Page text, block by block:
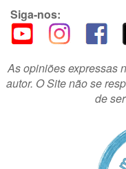
Siga-nos:
As opiniões expressas
autor. O Site não se
de